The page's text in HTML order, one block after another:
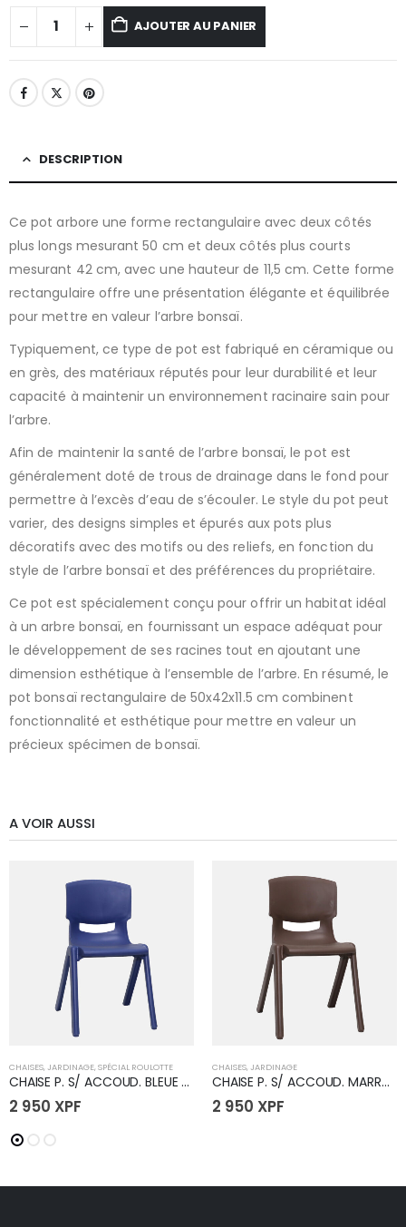
AJOUTER AU PANIER
DESCRIPTION
Ce pot arbore une forme rectangulaire avec deux côtés
plus longs mesurant 50 cm et deux côtés plus courts
mesurant 42 cm, avec une hauteur de 11,5 cm. Cette forme
rectangulaire offre une présentation élégante et équilibrée
pour mettre en valeur l’arbre bonsaï.
Typiquement, ce type de pot est fabriqué en céramique ou
en grès, des matériaux réputés pour leur durabilité et leur
capacité à maintenir un environnement racinaire sain pour
l’arbre.
Afin de maintenir la santé de l’arbre bonsaï, le pot est
généralement doté de trous de drainage dans le fond pour
permettre à l’excès d’eau de s’écouler. Le style du pot peut
varier, des designs simples et épurés aux pots plus
décoratifs avec des motifs ou des reliefs, en fonction du
style de l’arbre bonsaï et des préférences du propriétaire.
Ce pot est spécialement conçu pour offrir un habitat idéal
à un arbre bonsaï, en fournissant un espace adéquat pour
le développement de ses racines tout en ajoutant une
dimension esthétique à l’ensemble de l’arbre. En résumé, le
pot bonsaï rectangulaire de 50x42x11.5 cm combinent
fonctionnalité et esthétique pour mettre en valeur un
précieux spécimen de bonsaï.
A VOIR AUSSI
CHAISES, JARDINAGE, SPÉCIAL ROULOTTE
CHAISE P. S/ ACCOUD. BLEUE FONCE
2 950 XPF
CHAISES, JARDINAGE
CHAISE P. S/ ACCOUD. MARRON
2 950 XPF